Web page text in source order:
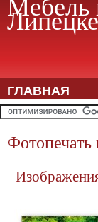
Мебель
Липецке
ГЛАВНАЯ